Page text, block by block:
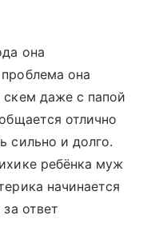
она
она
скем даже с папой
отлично
сильно и долго.
ребёнка муж
начинается
ответ